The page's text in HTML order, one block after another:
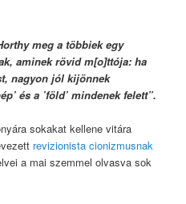
meg a többiek egy
aminek rövid m[o]ttója: ha
nagyon jól kijönnek
és a ’föld’ mindenek felett”.
sokakat kellene vitára
revizionista cionizmusnak
a mai szemmel olvasva sok